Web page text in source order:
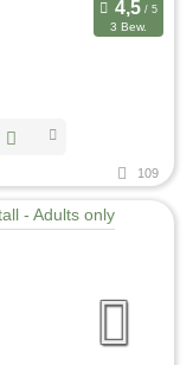
3 Bew.
109